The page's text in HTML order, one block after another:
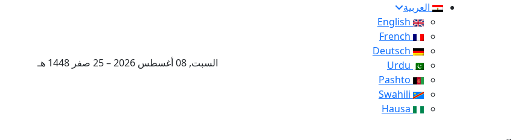
العربية
السبت, 08 أغسطس 2026 – 25 صفر 1448 هـ